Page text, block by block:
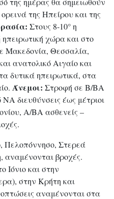
της Ηπείρου και της
Στους 8-10° η
ηπειρωτική χώρα και στο
Μακεδονία, Θεσσαλία,
ανατολικό Αιγαίο και
δυτικά ηπειρωτικά, στα
Άνεμοι: Στροφή σε Β/ΒΑ
διευθύνσεις έως μέτριοι
Α/ΒΑ ασθενείς –
Πελοπόννησο, Στερεά
βροχές.
Ιόνιο και στην
στην Κρήτη και
αναμένονται στα